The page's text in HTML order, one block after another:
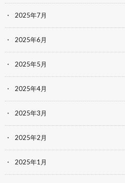
2025年7月
2025年6月
2025年5月
2025年4月
2025年3月
2025年2月
2025年1月